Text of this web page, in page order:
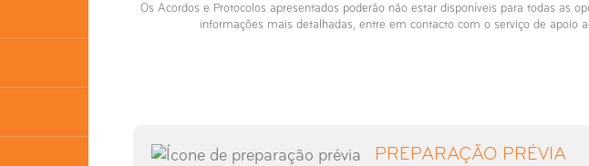
Os Acordos e Protocolos apresentados poderão não estar disponíveis para todas as
informações mais detalhadas, entre em contacto com o serviço de apoio
PREPARAÇÃO PRÉVIA